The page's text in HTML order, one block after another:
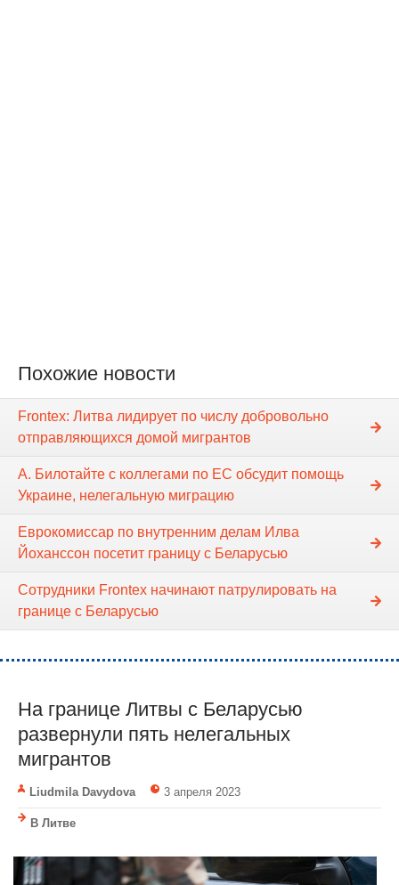
Похожие новости
Frontex: Литва лидирует по числу добровольно
отправляющихся домой мигрантов
А. Билотайте с коллегами по ЕС обсудит помощь
Украине, нелегальную миграцию
Еврокомиссар по внутренним делам Илва
Йоханссон посетит границу с Беларусью
Cотрудники Frontex начинают патрулировать на
границе с Беларусью
На границе Литвы с Беларусью
развернули пять нелегальных
мигрантов
Liudmila Davydova 3 апреля 2023
В Литве